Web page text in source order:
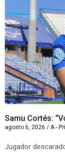
Samu Cortés:
agosto 6, 2026 / A -
Jugador